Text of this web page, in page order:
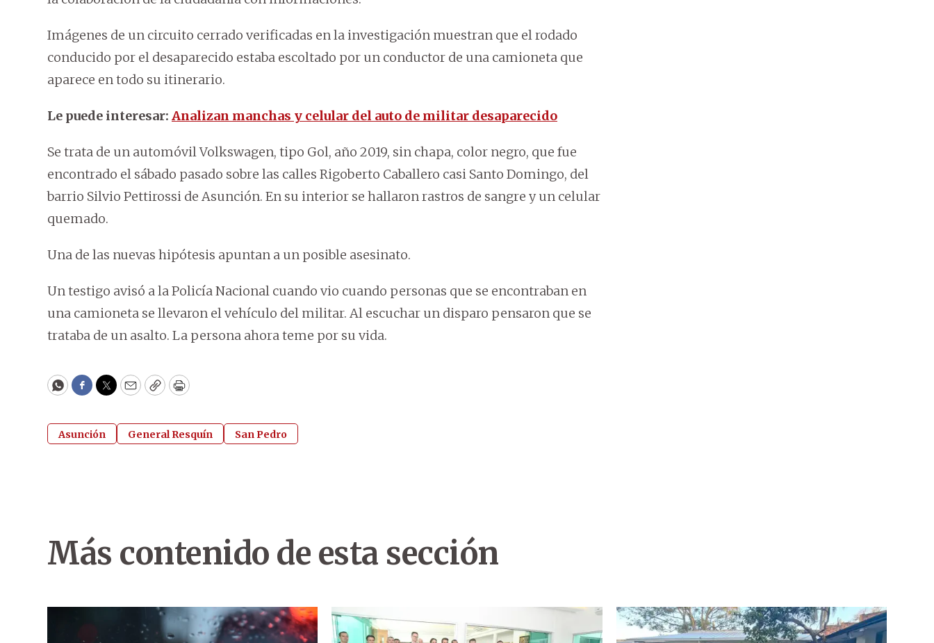
Imágenes de un circuito cerrado verificadas en la investigación muestran que el rodado
conducido por el desaparecido estaba escoltado por un conductor de una camioneta que
aparece en todo su itinerario.
Le puede interesar: Analizan manchas y celular del auto de militar desaparecido
Se trata de un automóvil Volkswagen, tipo Gol, año 2019, sin chapa, color negro, que fue
encontrado el sábado pasado sobre las calles Rigoberto Caballero casi Santo Domingo, del
barrio Silvio Pettirossi de Asunción. En su interior se hallaron rastros de sangre y un celular
quemado.
Una de las nuevas hipótesis apuntan a un posible asesinato.
Un testigo avisó a la Policía Nacional cuando vio cuando personas que se encontraban en
una camioneta se llevaron el vehículo del militar. Al escuchar un disparo pensaron que se
trataba de un asalto. La persona ahora teme por su vida.
WhatsApp
Facebook
Twitter
EmailCopyPrint
Asunción General Resquín San Pedro
Más contenido de esta sección